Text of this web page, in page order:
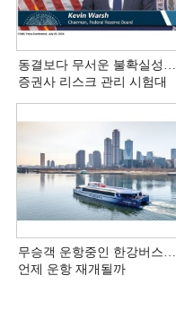
동결보다 무서운 불확실성…
증권사 리스크 관리 시험대
무승객 운항중인 한강버스…
언제 운항 재개될까